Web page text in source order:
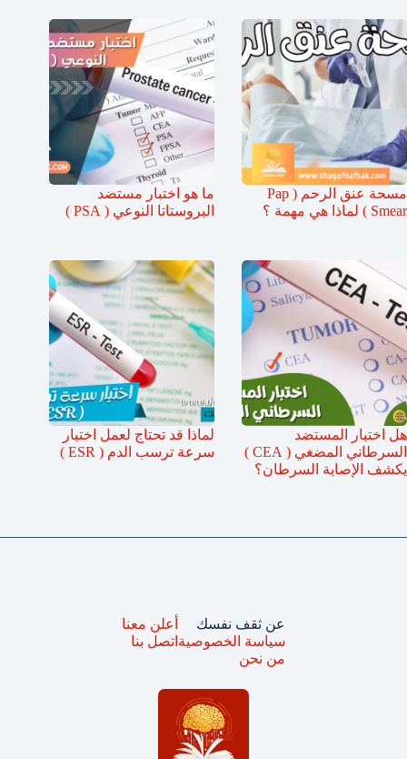
مسحة عنق الرحم ( Pap
Smear ) لماذا هي مهمة ؟
ما هو اختبار مستضد
البروستاتا النوعي ( PSA )
هل اختبار المستضد
السرطاني المضغي ( CEA )
يكشف الإصابة السرطان؟
لماذا قد تحتاج لعمل اختبار
سرعة ترسب الدم ( ESR )
عن ثقف نفسك
سياسة الخصوصية
من نحن
أعلن معنا
اتصل بنا